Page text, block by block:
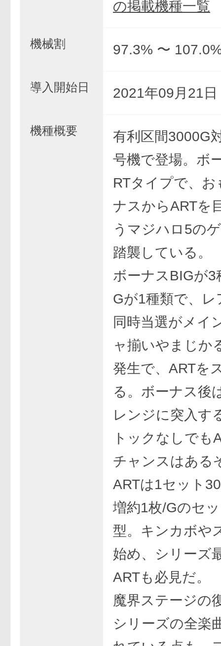
の掲載機種一覧
機械割 97.3% 〜
導入開始日 2021年09月21日
機種概要
有利区間3000G
号機で登場。ボ
RTタイプで、お
ナスからARTを
うマジハロ5の
踏襲している。
ボーナスBIGが3
Gが1種類で、レ
同時当選がメイ
ャ揃いやまじか
発生で、ARTを
る。ボーナス後
レンジに突入す
トックなしでも
チャンスはある
ARTは1セット
増約1枚/Gのセ
型。キンカボや
始め、シリーズ
ARTも必見だ。
魔界ステージの
シリーズの全楽